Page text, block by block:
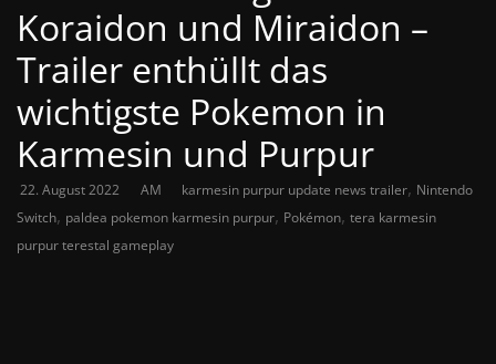
Koraidon und Miraidon –
Trailer enthüllt das
wichtigste Pokemon in
Karmesin und Purpur
22. August 2022 AM karmesin purpur update news trailer, Nintendo
Switch, paldea pokemon karmesin purpur, Pokémon, tera karmesin
purpur terestal gameplay